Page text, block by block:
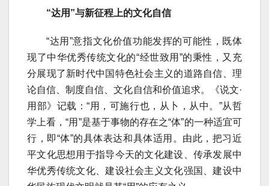
“达用”与新征程上的文化自信
“达用”意指文化价值功能发挥的可能性，既体
现了中华优秀传统文化的“经世致用”的秉性，又充
分展现了新时代中国特色社会主义的道路自信、理
论自信、制度自信、文化自信和价值追求。《说文·
用部》记载：“用，可施行也，从卜，从中。”从哲
学上看，“用”是基于事物的存在之“体”的一种适宜可
行，即“体”的具体表达和具体适用。由此，把习近
平文化思想用于指导今天的文化建设、传承发展中
华优秀传统文化、建设社会主义文化强国、建设中